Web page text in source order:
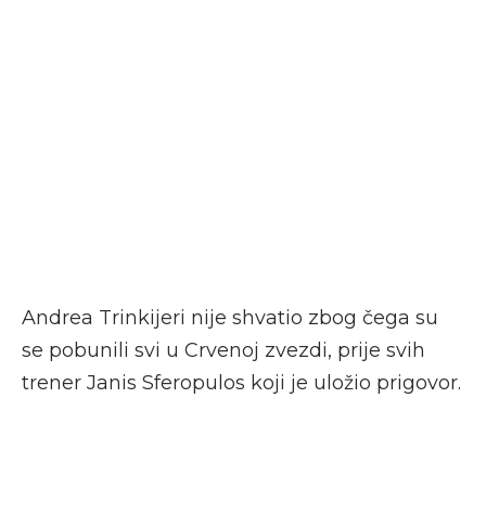
Andrea Trinkijeri nije shvatio zbog čega su
se pobunili svi u Crvenoj zvezdi, prije svih
trener Janis Sferopulos koji je uložio prigovor.